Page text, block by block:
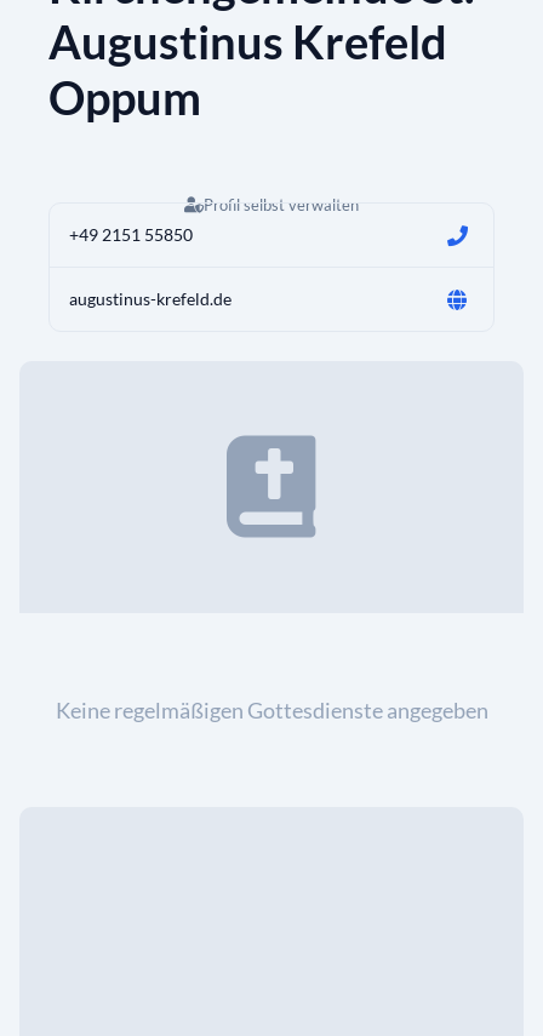
Augustinus Krefeld
Oppum
Profil selbst verwalten
+49 2151 55850
augustinus-krefeld.de
Keine regelmäßigen Gottesdienste angegeben